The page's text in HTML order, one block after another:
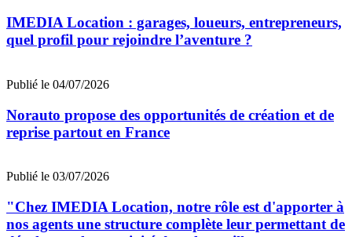
IMEDIA Location : garages, loueurs, entrepreneurs,
quel profil pour rejoindre l’aventure ?
Publié le 04/07/2026
Norauto propose des opportunités de création et de
reprise partout en France
Publié le 03/07/2026
"Chez IMEDIA Location, notre rôle est d'apporter à
nos agents une structure complète leur permettant de